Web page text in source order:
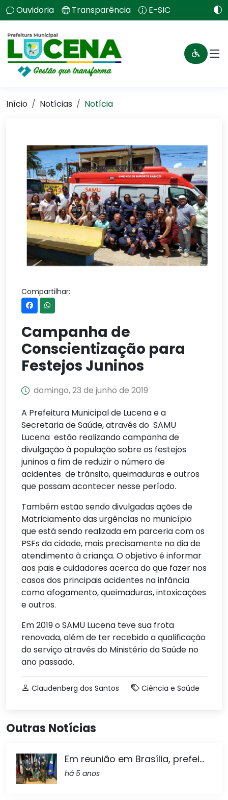
Ouvidoria Transparência E-SIC
Início Notícias Notícia
Compartilhar:
Campanha de
Conscientização para
Festejos Juninos
domingo, 23 de junho de 2019
A Prefeitura Municipal de Lucena e a
Secretaria de Saúde, através do SAMU
Lucena estão realizando campanha de
divulgação à população sobre os festejos
juninos a fim de reduzir o número de
acidentes de trânsito, queimaduras e outros
que possam acontecer nesse período.
Também estão sendo divulgadas ações de
Matriciamento das urgências no município
que está sendo realizada em parceria com os
PSFs da cidade, mais precisamente no dia de
atendimento à criança. O objetivo é informar
aos pais e cuidadores acerca do que fazer nos
casos dos principais acidentes na infância
como afogamento, queimaduras, intoxicações
e outros.
Em 2019 o SAMU Lucena teve sua frota
renovada, além de ter recebido a qualificação
do serviço através do Ministério da Saúde no
ano passado.
Claudenberg dos Santos Ciência e Saúde
Outras Notícias
Em reunião em Brasília, prefei...
há 5 anos